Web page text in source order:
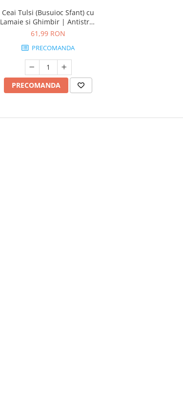
Ceai Tulsi (Busuioc Sfant) cu
Lamaie si Ghimbir | Antistres
Natural & Reinsufletire, cutie
61,99 RON
PRECOMANDA
PRECOMANDA